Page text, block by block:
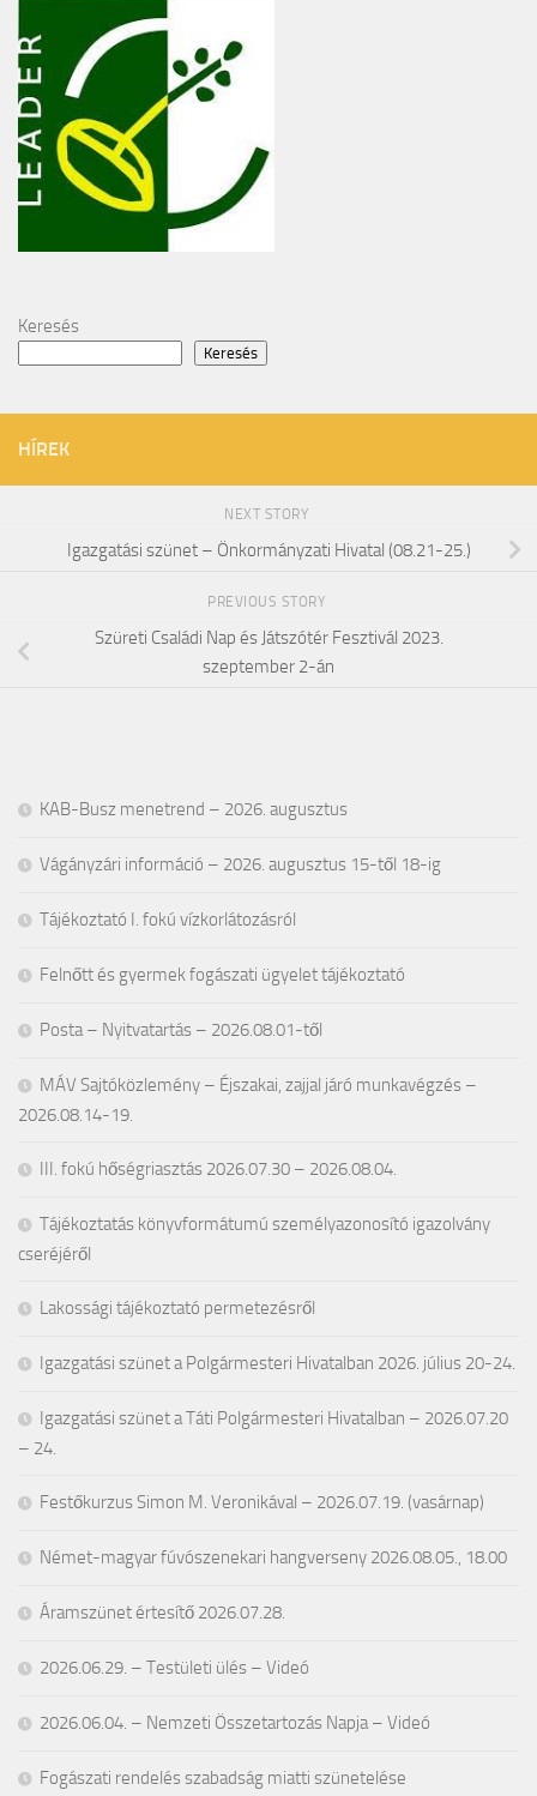
Keresés
Keresés
HÍREK
NEXT STORY
Igazgatási szünet – Önkormányzati Hivatal (08.21-25.)
PREVIOUS STORY
Szüreti Családi Nap és Játszótér Fesztivál 2023.
szeptember 2-án
KAB-Busz menetrend – 2026. augusztus
Vágányzári információ – 2026. augusztus 15-től 18-ig
Tájékoztató I. fokú vízkorlátozásról
Felnőtt és gyermek fogászati ügyelet tájékoztató
Posta – Nyitvatartás – 2026.08.01-től
MÁV Sajtóközlemény – Éjszakai, zajjal járó munkavégzés –
2026.08.14-19.
III. fokú hőségriasztás 2026.07.30 – 2026.08.04.
Tájékoztatás könyvformátumú személyazonosító igazolvány
cseréjéről
Lakossági tájékoztató permetezésről
Igazgatási szünet a Polgármesteri Hivatalban 2026. július 20-24.
Igazgatási szünet a Táti Polgármesteri Hivatalban – 2026.07.20
– 24.
Festőkurzus Simon M. Veronikával – 2026.07.19. (vasárnap)
Német-magyar fúvószenekari hangverseny 2026.08.05., 18.00
Áramszünet értesítő 2026.07.28.
2026.06.29. – Testületi ülés – Videó
2026.06.04. – Nemzeti Összetartozás Napja – Videó
Fogászati rendelés szabadság miatti szünetelése